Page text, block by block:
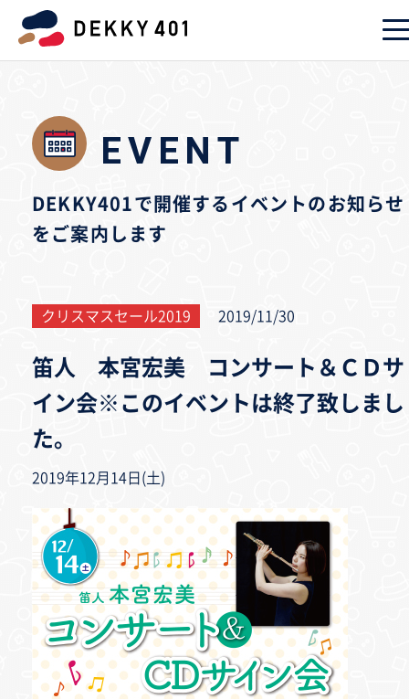
EVENT
DEKKY401で開催するイベントのお知らせ
をご案内します
クリスマスセール2019 2019/11/30
笛人 本宮宏美 コンサート＆ＣＤサ
イン会※このイベントは終了致しまし
た。
2019年12月14日(土)